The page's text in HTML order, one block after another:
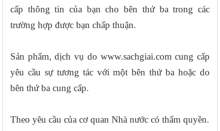
cấp thông tin của bạn cho bên thứ ba trong các
trường hợp được bạn chấp thuận.
Sản phẩm, dịch vụ do www.sachgiai.com cung cấp
yêu cầu sự tương tác với một bên thứ ba hoặc do
bên thứ ba cung cấp.
Theo yêu cầu của cơ quan Nhà nước có thẩm quyền.